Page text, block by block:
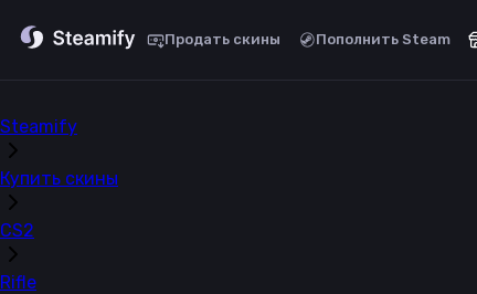
Продать скины Пополнить Steam
Steamify
Купить скины
CS2
Rifle